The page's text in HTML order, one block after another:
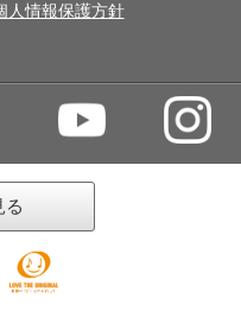
人情報保護方針
る